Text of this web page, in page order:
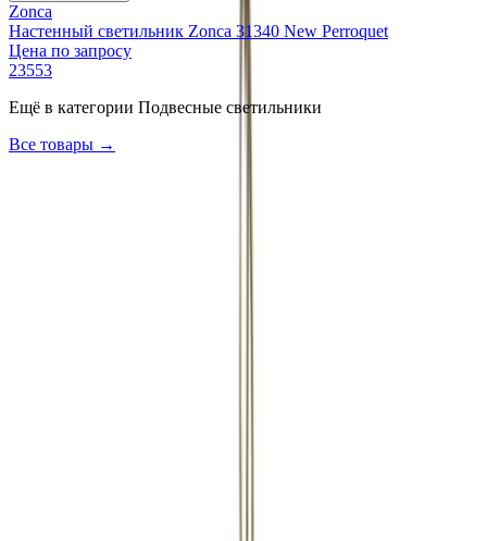
Zonca
Настенный светильник Zonca 31340 New Perroquet
Цена по запросу
23553
Ещё в категории Подвесные светильники
Все товары →